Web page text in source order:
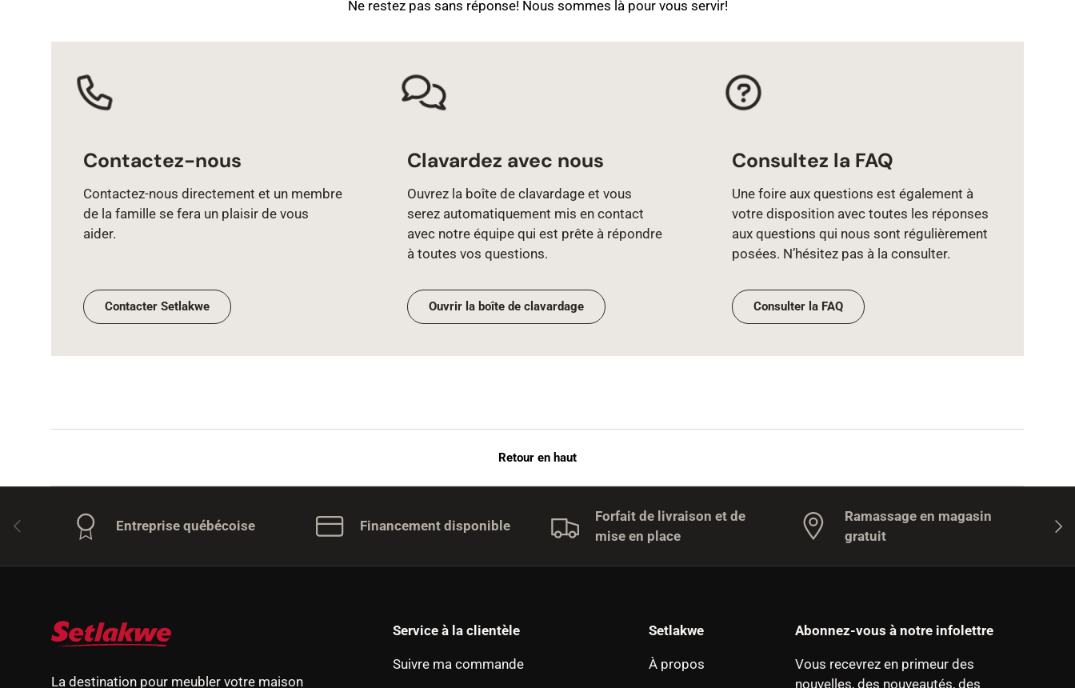
Ne restez pas sans réponse! Nous sommes là pour vous servir!
Contactez-nous
Contactez‑nous directement et un membre
de la famille se fera un plaisir de vous
aider.
Contacter Setlakwe
Clavardez avec nous
Ouvrez la boîte de clavardage et vous
serez automatiquement mis en contact
avec notre équipe qui est prête à répondre
à toutes vos questions.
Ouvrir la boîte de clavardage
Consultez la FAQ
Une foire aux questions est également à
votre disposition avec toutes les réponses
aux questions qui nous sont régulièrement
posées. N’hésitez pas à la consulter.
Consulter la FAQ
Retour en haut
Précédent Entreprise québécoise Financement disponible
Forfait de livraison et de
mise en place
Ramassage en magasin
gratuit
La destination pour meubler votre maison
Service à la clientèle
Suivre ma commande
Setlakwe
À propos
Abonnez-vous à notre infolettre
Vous recevrez en primeur des
nouvelles, des nouveautés, des